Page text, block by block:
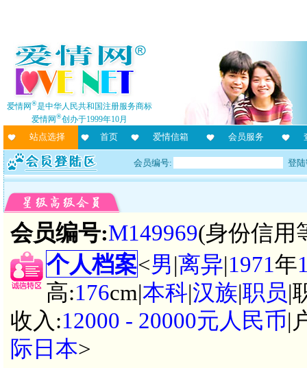
爱情网®是中华人民共和国注册服务商标
爱情网®创办于1999年10月
站点选择 首页 爱情信箱 会员服务
会员编号: 登
会员编号:M149969(身份信用
个人档案<男|离异|1971年
高:176cm|本科|汉族|职员|
收入:12000 - 20000元人民币|
际日本>